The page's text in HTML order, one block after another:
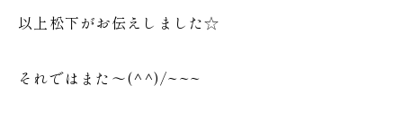
以上松下がお伝えしました☆
それではまた～(^^)/~~~